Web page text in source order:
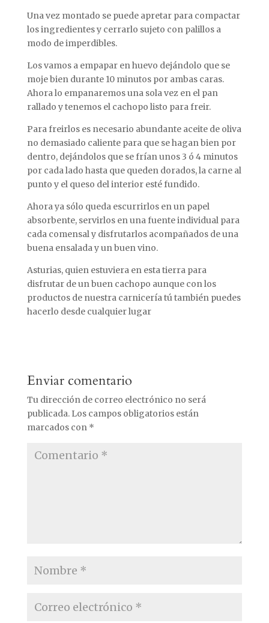
Una vez montado se puede apretar para compactar
los ingredientes y cerrarlo sujeto con palillos a
modo de imperdibles.
Los vamos a empapar en huevo dejándolo que se
moje bien durante 10 minutos por ambas caras.
Ahora lo empanaremos una sola vez en el pan
rallado y tenemos el cachopo listo para freir.
Para freirlos es necesario abundante aceite de oliva
no demasiado caliente para que se hagan bien por
dentro, dejándolos que se frían unos 3 ó 4 minutos
por cada lado hasta que queden dorados, la carne al
punto y el queso del interior esté fundido.
Ahora ya sólo queda escurrirlos en un papel
absorbente, servirlos en una fuente individual para
cada comensal y disfrutarlos acompañados de una
buena ensalada y un buen vino.
Asturias, quien estuviera en esta tierra para
disfrutar de un buen cachopo aunque con los
productos de nuestra carnicería tú también puedes
hacerlo desde cualquier lugar
Enviar comentario
Tu dirección de correo electrónico no será
publicada. Los campos obligatorios están
marcados con *